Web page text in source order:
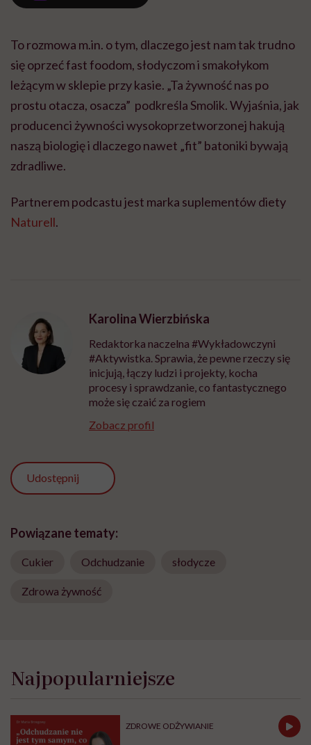
To rozmowa m.in. o tym, dlaczego jest nam tak trudno
się oprzeć fast foodom, słodyczom i smakołykom
leżącym w sklepie przy kasie. „Ta żywność nas po
prostu otacza, osacza” podkreśla Smolik. Wyjaśnia, jak
producenci żywności wysokoprzetworzonej hakują
naszą biologię i dlaczego nawet „fit” batoniki bywają
zdradliwe.
Partnerem podcastu jest marka suplementów diety
Naturell.
Karolina Wierzbińska
Redaktorka naczelna #Wykładowczyni
#Aktywistka. Sprawia, że pewne rzeczy się
inicjują, łączy ludzi i projekty, kocha
procesy i sprawdzanie, co fantastycznego
może się czaić za rogiem
Zobacz profil
Udostępnij
Powiązane tematy:
Cukier Odchudzanie słodycze
Zdrowa żywność
Najpopularniejsze
ZDROWE ODŻYWIANIE